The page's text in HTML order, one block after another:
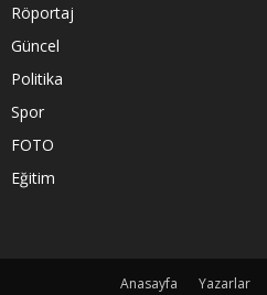
Röportaj
Güncel
Politika
Spor
FOTO
Eğitim
Anasayfa Yazarlar